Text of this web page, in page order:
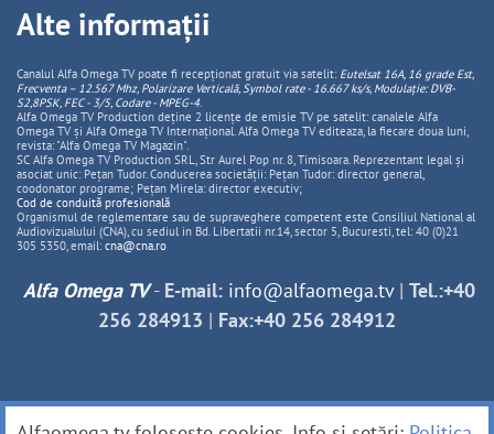
Alte informații
Canalul Alfa Omega TV poate fi recepționat gratuit via satelit: Eutelsat 16A, 16 grade Est,
Frecventa – 12.567 Mhz, PolarizareVerticală, Symbol rate - 16.667 ks/s, Modulație: DVB-
S2,8PSK, FEC - 3/5, Codare - MPEG-4.
Alfa Omega TV Production deține 2 licențe de emisie TV pe satelit: canalele Alfa
Omega TV și Alfa Omega TV Internațional. Alfa Omega TV editeaza, la fiecare doua luni,
revista: "Alfa Omega TV Magazin".
SC Alfa Omega TV Production SRL, Str Aurel Pop nr. 8, Timisoara. Reprezentant legal și
asociat unic: Pețan Tudor. Conducerea societății: Pețan Tudor: director general,
coodonator programe; Pețan Mirela: director executiv;
Cod de conduită profesională
Organismul de reglementare sau de supraveghere competent este Consiliul National al
Audiovizualului (CNA), cu sediul in Bd. Libertatii nr.14, sector 5, Bucuresti, tel: 40 (0)21
305 5350, email: cna@cna.ro
Alfa Omega TV- E-mail: info@alfaomega.tv| Tel.:+40
256 284913 | Fax:+40 256 284912